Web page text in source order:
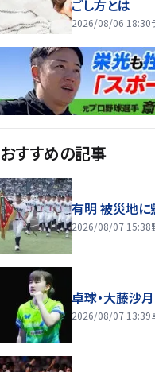
ごし方とは
2026/08/06 18:30
おすすめの記事
有明 被災地に
2026/08/07 15:38
卓球・大藤沙
2026/08/07 13:39